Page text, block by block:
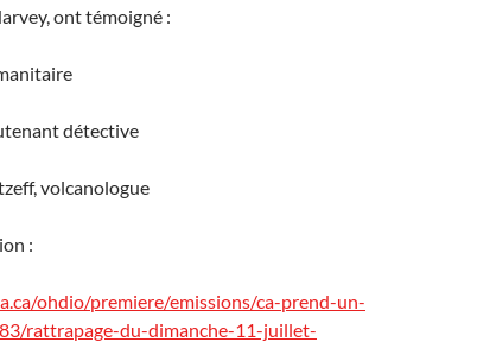
ont témoigné :
détective
volcanologue
:
ohdio/premiere/emissions/ca-prend-un-
rattrapage-du-dimanche-11-juillet-